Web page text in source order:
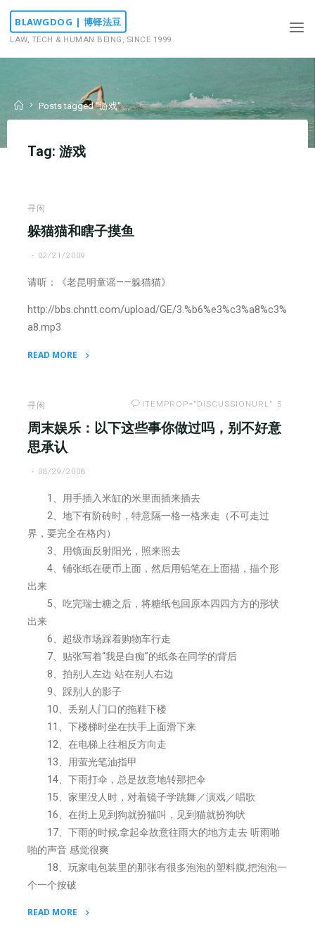
Skip
content
BLAWGDOG | 博铎法豆
LAW, TECH & HUMAN BEING, SINCE 1999
HomePosts tagged "游戏"
Tag: 游戏
寻闲
躲猫猫和瞎子摸鱼
02/21/2009
请听：《老昆明童谣——躲猫猫》
http://bbs.chntt.com/upload/GE/3.%b6%e3%c3%a8%c3%
a8.mp3
READ MORE
猫
和
瞎
子
摸
寻闲 ITEMPROP="DISCUSSIONURL" 5
周末娱乐：以下这些事你做过吗，别不好意
思承认
08/29/2008
1、用手插入米缸的米里面插来插去
2、地下有阶砖时，特意隔一格一格来走（不可走过
界，要完全在格内）
3、用镜面反射阳光，照来照去
4、铺张纸在硬币上面，然后用铅笔在上面描，描个形
出来
5、吃完瑞士糖之后，将糖纸包回原本四四方方的形状
出来
6、超级市场踩着购物车行走
7、贴张写着“我是白痴”的纸条在同学的背后
8、拍别人左边 站在别人右边
9、踩别人的影子
10、丢别人门口的拖鞋下楼
11、下楼梯时坐在扶手上面滑下来
12、在电梯上往相反方向走
13、用萤光笔油指甲
14、下雨打伞，总是故意地转那把伞
15、家里没人时，对着镜子学跳舞／演戏／唱歌
16、在街上见到狗就扮猫叫，见到猫就扮狗吠
17、下雨的时候,拿起伞故意往雨大的地方走去 听雨啪
啪的声音 感觉很爽
18、玩家电包装里的那张有很多泡泡的塑料膜,把泡泡一
个一个按破
READ MORE